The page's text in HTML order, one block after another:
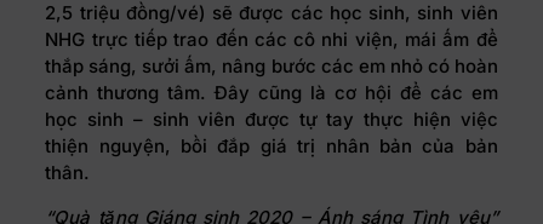
2,5 triệu đồng/vé) sẽ được các học sinh, sinh viên
NHG trực tiếp trao đến các cô nhi viện, mái ấm để
thắp sáng, sưởi ấm, nâng bước các em nhỏ có hoàn
cảnh thương tâm. Đây cũng là cơ hội để các em
học sinh – sinh viên được tự tay thực hiện việc
thiện nguyện, bồi đắp giá trị nhân bản của bản
thân.
“Quà tặng Giáng sinh 2020 – Ánh sáng Tình yêu”